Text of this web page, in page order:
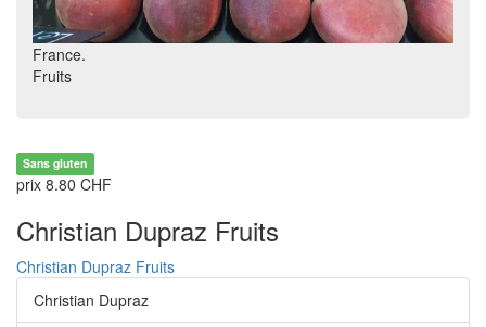
France.
Fruits
Sans gluten
prix 8.80 CHF
Christian Dupraz Fruits
Christian Dupraz Fruits
Christian Dupraz